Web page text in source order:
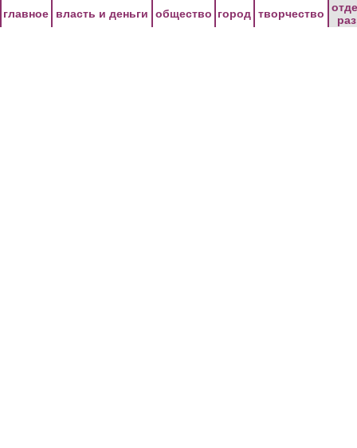
главное власть и деньги общество город творчество